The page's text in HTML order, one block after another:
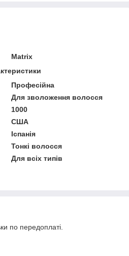
Matrix
Професійна
Для зволоження волосся
1000
США
Іспанія
Тонкі волосся
Для всіх типів
по передоплаті.